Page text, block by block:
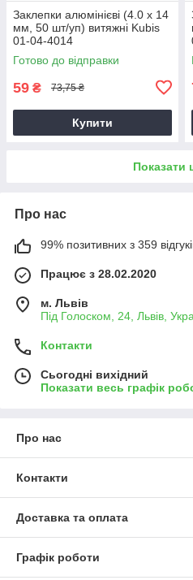
Заклепки алюмінієві (4.0 х 14
мм, 50 шт/уп) витяжні Kubis
01-04-4014
Готово до відправки
59 ₴ 73,75 ₴
Купити
Показати
Про нас
99% позитивних з 359
Працює з 28.02.2020
м. Львів
Під Голоском, 24, Львів,
Контакти
Сьогодні вихідний
Показати весь графік
Про нас
Контакти
Доставка та оплата
Графік роботи